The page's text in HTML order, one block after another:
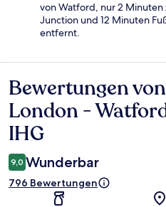
von Watford, nur 2 Minuten
Junction und 12 Minuten
entfernt.
Bewertungen
Bewertungen
London -
IHG
9,0 Wunderbar
796 Bewertungen